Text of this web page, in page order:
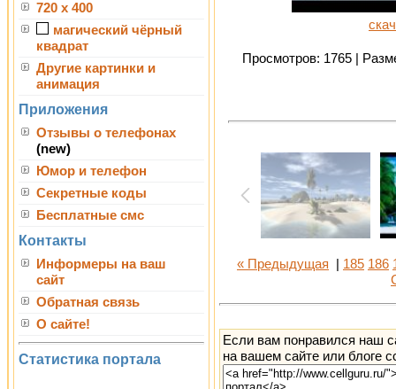
720 x 400
магический чёрный
квадрат
Другие картинки и
анимация
Приложения
Отзывы о телефонах
(new)
Юмор и телефон
Секретные коды
Бесплатные смс
Контакты
Информеры на ваш
сайт
Обратная связь
О сайте!
Статистика портала
Просмотров: 1765 |
« Предыдущая 185 186
Если вам понравился наш
на вашем сайте или блоге